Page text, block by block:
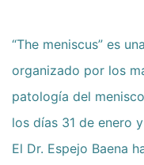
“The meniscus” es
organizado por los
patología del
los días 31 de enero
El Dr. Espejo Baena